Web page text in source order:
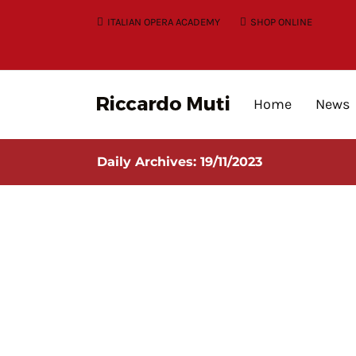
ITALIAN OPERA ACADEMY SHOP ONLINE
Home News
Daily Archives: 19/11/2023